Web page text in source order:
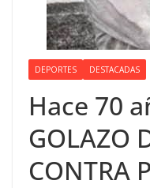
DEPORTES DESTACADAS
Hace 70
GOLAZO
CONTRA